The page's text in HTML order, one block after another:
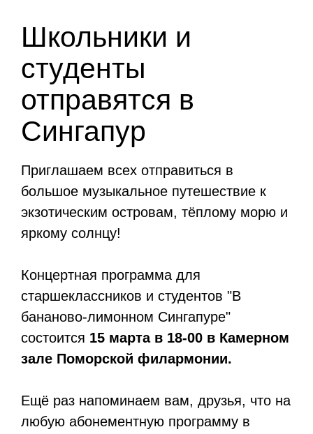
Школьники и
студенты
отправятся в
Сингапур
Приглашаем всех отправиться в
большое музыкальное путешествие к
экзотическим островам, тёплому морю и
яркому солнцу!
Концертная программа для
старшеклассников и студентов "В
бананово-лимонном Сингапуре"
состоится 15 марта в 18-00 в Камерном
зале Поморской филармонии.
Ещё раз напоминаем вам, друзья, что на
любую абонементную программу в